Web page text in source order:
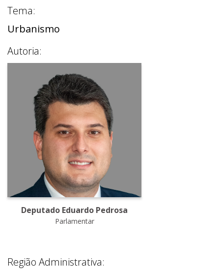
Tema:
Urbanismo
Autoria:
Deputado Eduardo Pedrosa
Parlamentar
Região Administrativa: